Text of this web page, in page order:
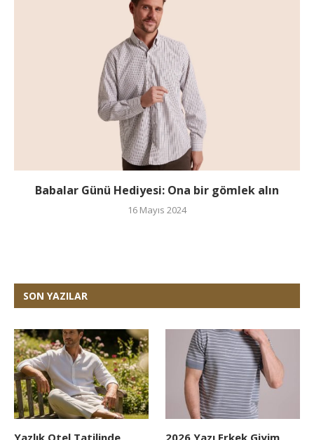
Babalar Günü Hediyesi: Ona bir gömlek alın
16 Mayıs 2024
SON YAZILAR
Yazlık Otel Tatilinde
2026 Yazı Erkek Giyim